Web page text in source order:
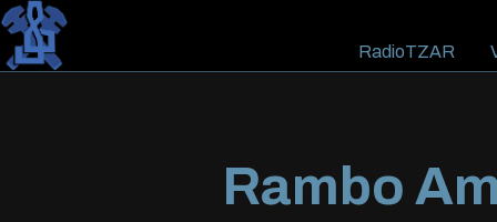
RadioTZAR
Rambo